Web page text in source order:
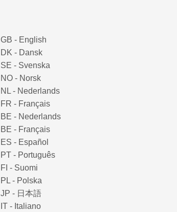
GB - English
DK - Dansk
SE - Svenska
NO - Norsk
NL - Nederlands
FR - Français
BE - Nederlands
BE - Français
ES - Español
PT - Português
FI - Suomi
PL - Polska
JP - 日本語
IT - Italiano